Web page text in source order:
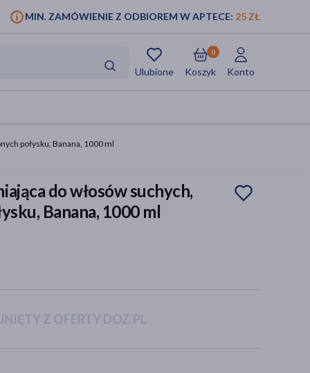
MIN. ZAMÓWIENIE Z ODBIOREM W APTECE: 25 ZŁ
Ulubione Koszyk
0
Konto
połysku, Banana, 1000 ml
do włosów suchych,
Banana, 1000 ml
Z OFERTY DOZ.PL